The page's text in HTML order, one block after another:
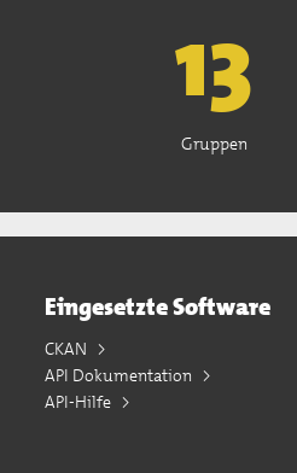
13
Gruppen
Eingesetzte Software
CKAN
API Dokumentation
API-Hilfe